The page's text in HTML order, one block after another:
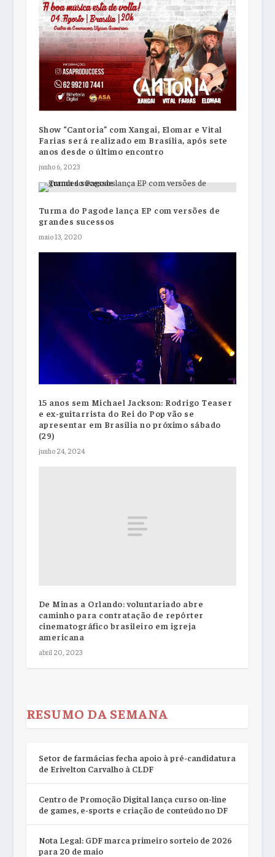
Show “Cantoria” com Xangai, Elomar e Vital
Farias será realizado em Brasília, após sete
anos desde o último encontro
junho 6, 2023
Turma do Pagode lança EP com versões de
grandes sucessos
maio 13, 2020
15 anos sem Michael Jackson: Rodrigo Teaser
e ex-guitarrista do Rei do Pop vão se
apresentar em Brasília no próximo sábado
(29)
junho 24, 2024
De Minas a Orlando: voluntariado abre
caminho para contratação de repórter
cinematográfico brasileiro em igreja
americana
abril 20, 2023
RESUMO DA SEMANA
Setor de farmácias fecha apoio à pré-candidatura
de Erivelton Carvalho à CLDF
Centro de Promoção Digital lança curso on-line
de games, e-sports e criação de conteúdo no DF
Nota Legal: GDF marca primeiro sorteio de 2026
para 20 de maio